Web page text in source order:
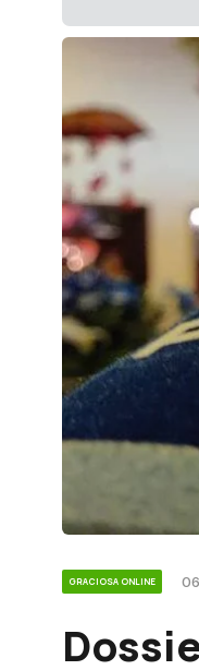
GRACIOSA ONLINE